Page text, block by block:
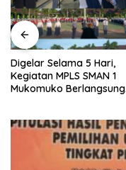
Digelar Selama 5 Hari,
Kegiatan MPLS SMAN 1
Mukomuko Berlangsung